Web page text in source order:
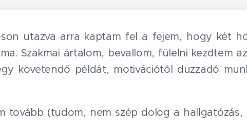
utazva arra kaptam fel a fejem, hogy két
Szakmai ártalom, bevallom, fülelni kezdtem
követendő példát, motivációtól duzzadó
tovább (tudom, nem szép dolog a